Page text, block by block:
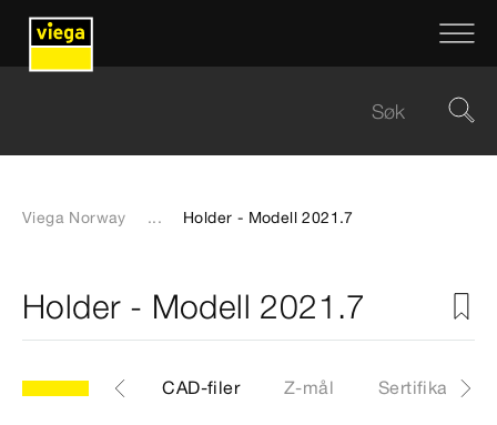
Viega Norway ... Holder - Modell 2021.7
Holder - Modell 2021.7
Artikkel CAD-filer Z-mål Sertifikater